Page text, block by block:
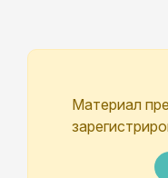
Материал